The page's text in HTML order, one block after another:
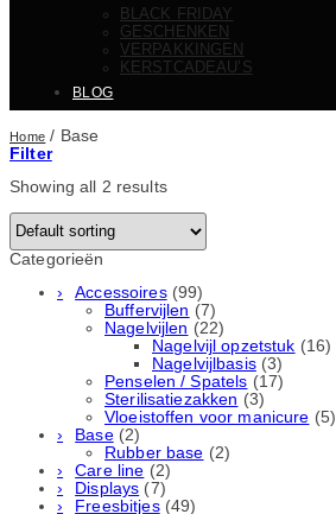
BLACK FRIDAY
GESCHENKEN
VERPAKKINGEN
KERSTCADEAU’S
BLOG
Home / Base
Filter
Showing all 2 results
Categorieën
Accessoires (99)
Buffervijlen (7)
Nagelvijlen (22)
Nagelvijl opzetstuk (16)
Nagelvijlbasis (3)
Penselen / Spatels (17)
Sterilisatiezakken (3)
Vloeistoffen voor manicure (5)
Base (2)
Rubber basе (2)
Care line (2)
Displays (7)
Freesbitjes (49)